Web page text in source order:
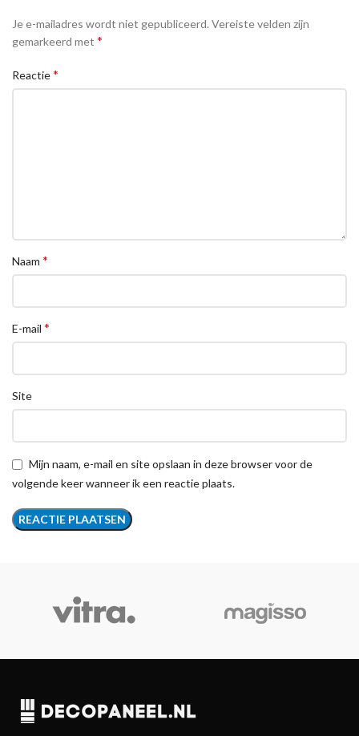
Je e-mailadres wordt niet gepubliceerd. Vereiste velden zijn
gemarkeerd met *
Reactie*
Naam *
E-mail *
Site
Mijn naam, e-mail en site opslaan in deze browser voor de
volgende keer wanneer ik een reactie plaats.